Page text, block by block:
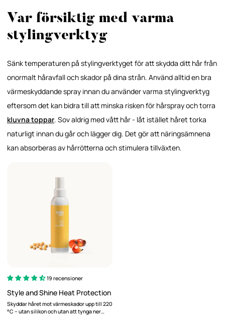
Var försiktig med varma
stylingverktyg
Sänk temperaturen på stylingverktyget för att skydda ditt hår från
onormalt håravfall och skador på dina strån. Använd alltid en bra
värmeskyddande spray innan du använder varma stylingverktyg
eftersom det kan bidra till att minska risken för hårspray och torra
kluvna toppar. Sov aldrig med vått hår - låt istället håret torka
naturligt innan du går och lägger dig. Det gör att näringsämnena
kan absorberas av hårrötterna och stimulera tillväxten.
19 recensioner
Style and Shine Heat Protection
Skyddar håret mot värmeskador upp till 220
°C – utan silikon och utan att tynga ner